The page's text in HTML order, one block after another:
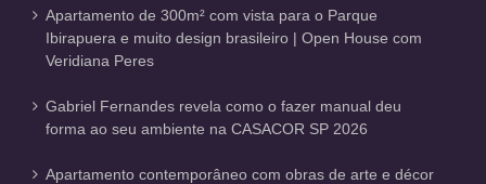
Apartamento de 300m² com vista para o Parque
Ibirapuera e muito design brasileiro | Open House com
Veridiana Peres
Gabriel Fernandes revela como o fazer manual deu
forma ao seu ambiente na CASACOR SP 2026
Apartamento contemporâneo com obras de arte e décor